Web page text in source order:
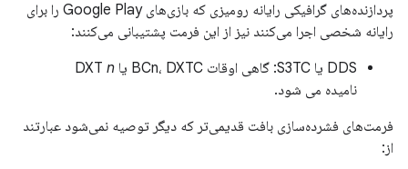
پردازنده‌های گرافیکی رایانه رومیزی که بازی‌های Google Play را برای
رایانه شخصی اجرا می‌کنند نیز از این فرمت پشتیبانی می‌کنند:
DDS یا S3TC: گاهی اوقات BCn، DXTC یا DXT
n
نامیده می شود.
فرمت‌های فشرده‌سازی بافت قدیمی‌تر که دیگر توصیه نمی‌شود عبارتند
از: